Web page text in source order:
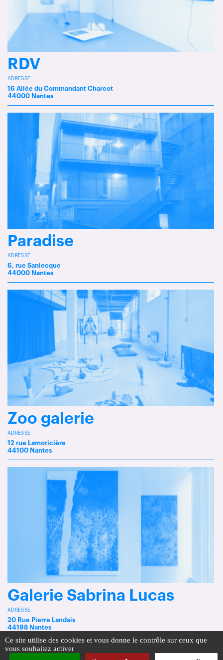
RDV
ADRESSE
16 Allée du Commandant Charcot
44000 Nantes
Paradise
ADRESSE
6, rue Sanlecque
44000 Nantes
Zoo galerie
ADRESSE
12 rue Lamoricière
44100 Nantes
Galerie Sabrina Lucas
ADRESSE
20 Rue Pierre Landais
44198 Nantes
Ce site utilise des cookies et vous donne le contrôle sur ceux que
vous souhaitez activer